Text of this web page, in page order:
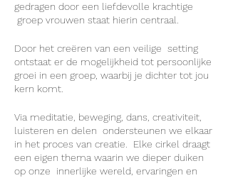
gedragen door een liefdevolle krachtige
groep vrouwen staat hierin centraal.
Door het creëren van een veilige setting
ontstaat er de mogelijkheid tot persoonlijke
groei in een groep, waarbij je dichter tot jou
kern komt.
Via meditatie, beweging, dans, creativiteit,
luisteren en delen ondersteunen we elkaar
in het proces van creatie. Elke cirkel draagt
een eigen thema waarin we dieper duiken
op onze innerlijke wereld, ervaringen en